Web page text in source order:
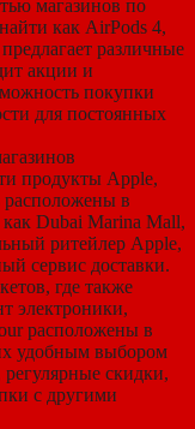
магазинов по
как AirPods 4,
различные
акции и
покупки
для постоянных
продукты Apple,
расположены в
Dubai Marina Mall,
ритейлер Apple,
сервис доставки.
где также
электроники,
расположены в
удобным выбором
скидки,
с другими